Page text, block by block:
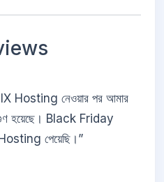
Hosting নেওয়ার পর আমার
হয়েছে। Black Friday
পেয়েছি।”